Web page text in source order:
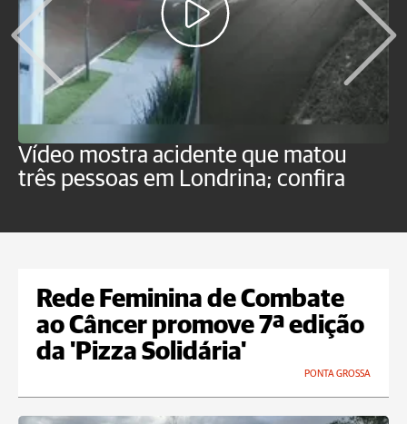
Vídeo mostra acidente que matou
três pessoas em Londrina; confira
Rede Feminina de Combate
ao Câncer promove 7ª edição
da 'Pizza Solidária'
PONTA GROSSA